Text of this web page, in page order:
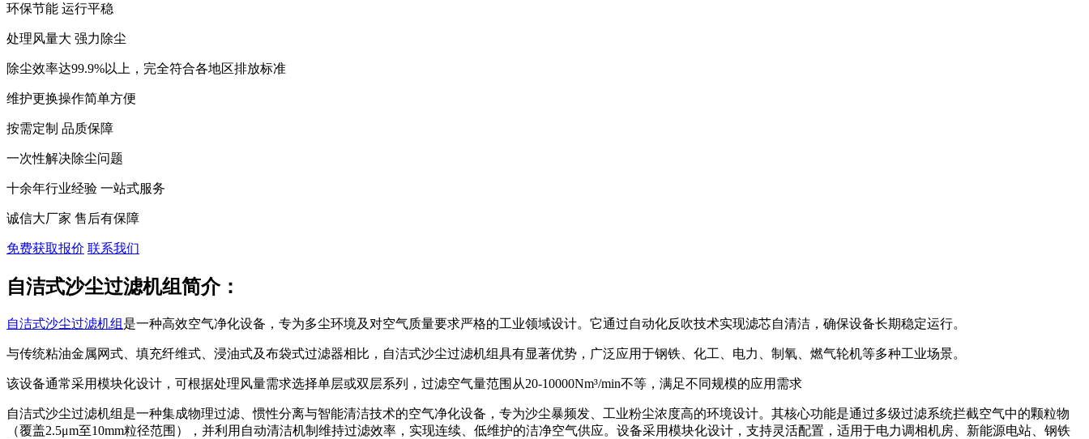
环保节能 运行平稳
处理风量大 强力除尘
除尘效率达99.9%以上，完全符合各地区排放标准
维护更换操作简单方便
按需定制 品质保障
一次性解决除尘问题
十余年行业经验 一站式服务
诚信大厂家 售后有保障
免费获取报价 联系我们
自洁式沙尘过滤机组简介：
自洁式沙尘过滤机组 是一种高效空气净化设备，专为多尘环境及对空气质量要求严格的工业领域设计。它通过自动化反吹技术实现滤芯自清洁，确保设备长期稳定运行。
与传统粘油金属网式、填充纤维式、浸油式及布袋式过滤器相比，自洁式沙尘过滤机组具有显著优势，广泛应用于钢铁、化工、电力、制氧、燃气轮机等多种工业场景。
该设备通常采用模块化设计，可根据处理风量需求选择单层或双层系列，过滤空气量范围从20-10000Nm³/min不等，满足不同规模的应用需求
自洁式沙尘过滤机组是一种集成物理过滤、惯性分离与智能清洁技术的空气净化设备，专为沙尘暴频发、工业粉尘浓度高的环境设计。其核心功能是通过多级过滤系统拦截空气中的颗粒物
（覆盖2.5μm至10mm粒径范围），并利用自动清洁机制维持过滤效率，实现连续、低维护的洁净空气供应。设备采用模块化设计，支持灵活配置，适用于电力调相机房、新能源电站、钢铁